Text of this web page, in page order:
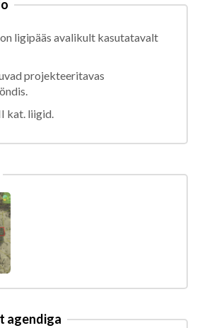
ligipääs avalikult kasutatavalt
projekteeritavas
kat. liigid.
agendiga